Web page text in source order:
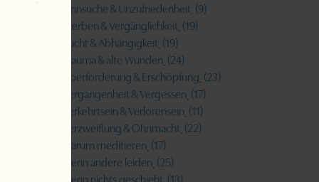
Sinnsuche & Unzufriedenheit (9)
Sterben & Vergänglichkeit (19)
Sucht & Abhängigkeit (19)
Trauma & alte Wunden (24)
Überforderung & Erschöpfung (23)
Vergangenheit & Vergessen (17)
Verkehrtsein & Verlorensein (11)
Verzweiflung & Ohnmacht (22)
Warum meditieren (17)
Wenn andere leiden (25)